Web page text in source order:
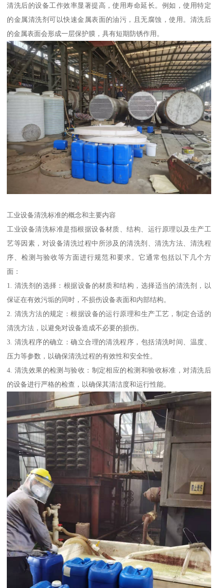
清洗后的设备工作效率显著提高，使用寿命延长。例如，使用特定
的金属清洗剂可以快速金属表面的油污，且无腐蚀，使用。清洗后
的金属表面会形成一层保护膜，具有短期防锈作用。
工业设备清洗标准的概念和主要内容
工业设备清洗标准是指根据设备材质、结构、运行原理以及生产工
艺等因素，对设备清洗过程中所涉及的清洗剂、清洗方法、清洗程
序、检测与验收等方面进行规范和要求。它通常包括以下几个方
面：
1. 清洗剂的选择：根据设备的材质和结构，选择适当的清洗剂，以
保证在有效污垢的同时，不损伤设备表面和内部结构。
2. 清洗方法的规定：根据设备的运行原理和生产工艺，制定合适的
清洗方法，以避免对设备造成不必要的损伤。
3. 清洗程序的确立：确立合理的清洗程序，包括清洗时间、温度、
压力等参数，以确保清洗过程的有效性和安全性。
4. 清洗效果的检测与验收：制定相应的检测和验收标准，对清洗后
的设备进行严格的检查，以确保其清洁度和运行性能。